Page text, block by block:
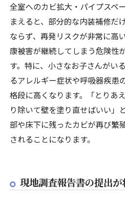
全室へのカビ拡大・パイプスペ
まえると、部分的な内装補修だ
ならず、再発リスクが非常に高
康被害が継続してしまう危険性
す。特に、小さなお子さんがい
るアレルギー症状や呼吸器疾患
格段に高くなります。「とりあ
り除いて壁を塗り直せばいい」
部や床下に残ったカビが再び繁
されることになります。
現地調査報告書の提出